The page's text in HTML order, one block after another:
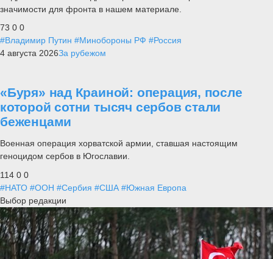
значимости для фронта в нашем материале.
73 0 0
#Владимир Путин #Минобороны РФ #Россия
4 августа 2026За рубежом
«Буря» над Краиной: операция, после
которой сотни тысяч сербов стали
беженцами
Военная операция хорватской армии, ставшая настоящим
геноцидом сербов в Югославии.
114 0 0
#НАТО #ООН #Сербия #США #Южная Европа
Выбор редакции